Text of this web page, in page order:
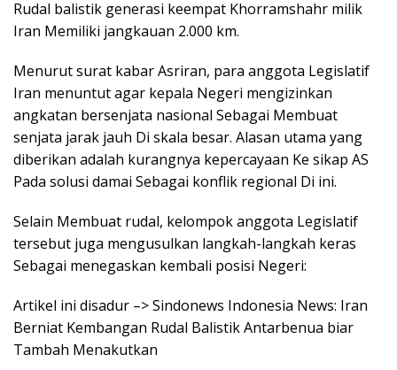
Rudal balistik generasi keempat Khorramshahr milik
Iran Memiliki jangkauan 2.000 km.
Menurut surat kabar Asriran, para anggota Legislatif
Iran menuntut agar kepala Negeri mengizinkan
angkatan bersenjata nasional Sebagai Membuat
senjata jarak jauh Di skala besar. Alasan utama yang
diberikan adalah kurangnya kepercayaan Ke sikap AS
Pada solusi damai Sebagai konflik regional Di ini.
Selain Membuat rudal, kelompok anggota Legislatif
tersebut juga mengusulkan langkah-langkah keras
Sebagai menegaskan kembali posisi Negeri:
Artikel ini disadur –> Sindonews Indonesia News: Iran
Berniat Kembangan Rudal Balistik Antarbenua biar
Tambah Menakutkan